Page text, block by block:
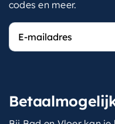
codes en meer.
E-
mailadres